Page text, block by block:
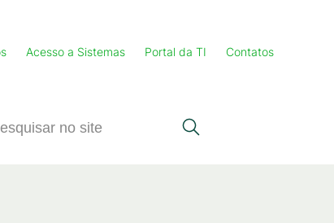
Acesso a Sistemas Portal da TI Contatos